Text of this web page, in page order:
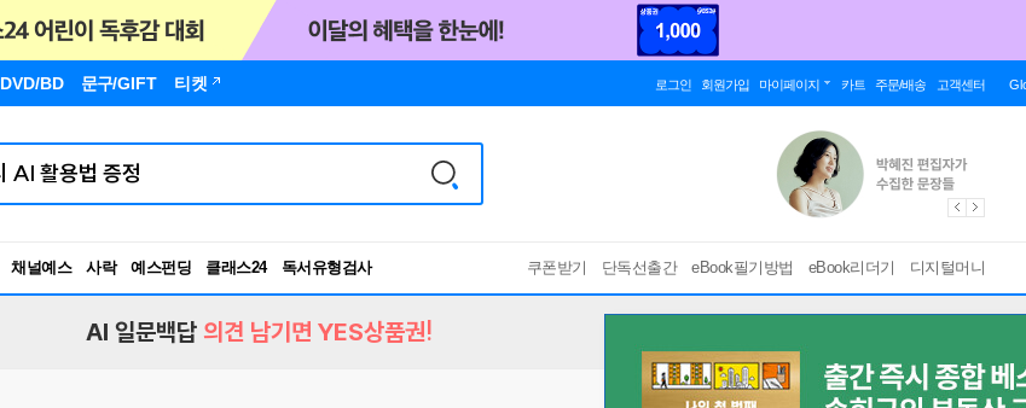
DVD/BD 문구/GIFT 티켓 로그인 회원가입 마이페이지 카트 주문/배송 고객센터
채널예스 사락 예스펀딩 클래스24
독서유형검사
RBTI Lab
쿠폰받기 단독선출간 eBook필기방법 eBook리더기 디지털머니
AI 일문백답 의견 남기면 YES상품권!